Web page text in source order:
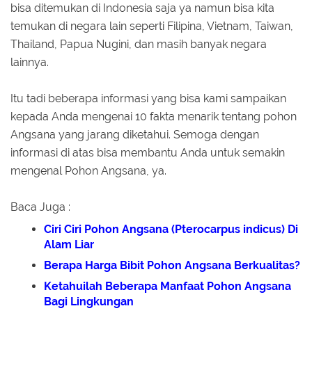
bisa ditemukan di Indonesia saja ya namun bisa kita
temukan di negara lain seperti Filipina, Vietnam, Taiwan,
Thailand, Papua Nugini, dan masih banyak negara
lainnya.
Itu tadi beberapa informasi yang bisa kami sampaikan
kepada Anda mengenai 10 fakta menarik tentang pohon
Angsana yang jarang diketahui. Semoga dengan
informasi di atas bisa membantu Anda untuk semakin
mengenal Pohon Angsana, ya.
Baca Juga :
Ciri Ciri Pohon Angsana (Pterocarpus indicus) Di
Alam Liar
Berapa Harga Bibit Pohon Angsana Berkualitas?
Ketahuilah Beberapa Manfaat Pohon Angsana
Bagi Lingkungan